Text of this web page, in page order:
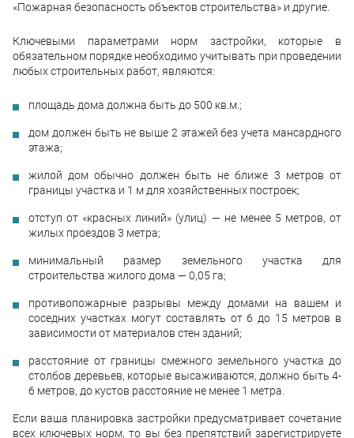
«Пожарная безопасность объектов строительства» и другие.
Ключевыми параметрами норм застройки, которые в
обязательном порядке необходимо учитывать при проведении
любых строительных работ, являются:
площадь дома должна быть до 500 кв.м.;
дом должен быть не выше 2 этажей без учета мансардного
этажа;
жилой дом обычно должен быть не ближе 3 метров от
границы участка и 1 м для хозяйственных построек;
отступ от «красных линий» (улиц) — не менее 5 метров, от
жилых проездов 3 метра;
минимальный размер земельного участка для
строительства жилого дома — 0,05 га;
противопожарные разрывы между домами на вашем и
соседних участках могут составлять от 6 до 15 метров в
зависимости от материалов стен зданий;
расстояние от границы смежного земельного участка до
столбов деревьев, которые высаживаются, должно быть 4-
6 метров, до кустов расстояние не менее 1 метра.
Если ваша планировка застройки предусматривает сочетание
всех ключевых норм, то вы без препятствий зарегистрируете